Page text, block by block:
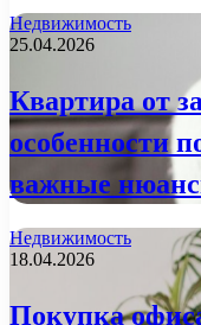
Недвижимость
25.04.2026
Квартира от
особенности
важные
Недвижимость
18.04.2026
Покупка